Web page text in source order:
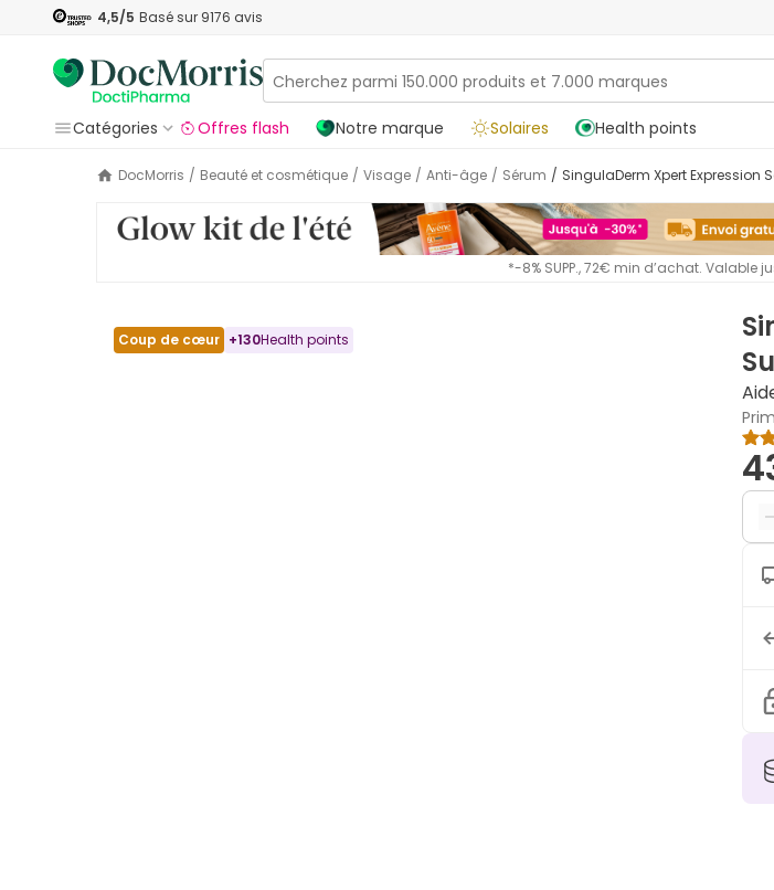
4,5/5 Basé sur 9176 avis
Catégories
Offres flash Notre marque Solaires Health points
DocMorris / Beauté et cosmétique / Visage / Anti-âge / Sérum / SingulaDerm Xpert Expression
*-8% SUPP., 72€ min d’achat. Valable
Coup de cœur +130Health points